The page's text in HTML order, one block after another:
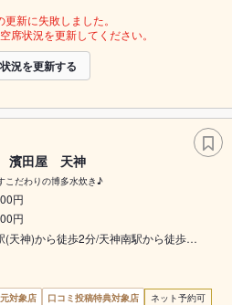
新に失敗しました。
席状況を更新してください。
況を更新する
濱田屋 天神
こだわりの博多水炊き♪
円
円
(天神)から徒歩2分/天神南駅から徒歩…
対象店 口コミ投稿特典対象店 ネット予約可